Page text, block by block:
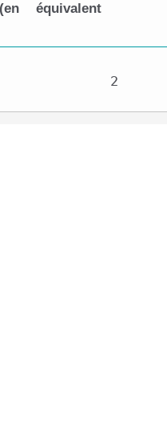
équivalent